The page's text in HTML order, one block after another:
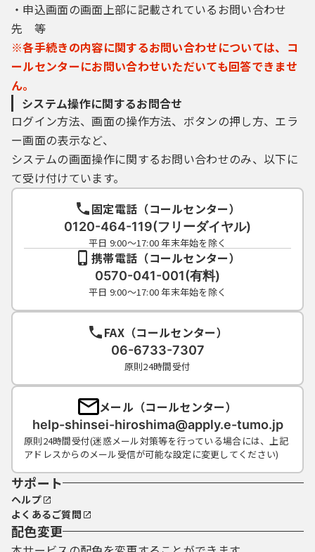
薬事衛生
消費生活
人権
外国人
男女共同参画
まちづくり
消費生活
歴史・文化・芸術
スポーツ・余暇
教育
生涯学習
都市計画
都市計画
建築
交通・道路
公園・緑化
開発・土地
上・下水道
水道
下水道
入札・契約
市政情報
市の計画事業
広報・広聴
市政出前講座
監査
議会
職員採用
・申込画面の画面上部に記載されているお問い合わせ
先 等
※各手続きの内容に関するお問い合わせについては、コ
ールセンターにお問い合わせいただいても回答できませ
ん。
システム操作に関するお問合せ
ログイン方法、画面の操作方法、ボタンの押し方、エラ
ー画面の表示など、
システムの画面操作に関するお問い合わせのみ、以下に
て受け付けています。
固定電話（コールセンター）
0120-464-119(フリーダイヤル)
平日 9:00～17:00 年末年始を除く
携帯電話（コールセンター）
0570-041-001(有料)
平日 9:00～17:00 年末年始を除く
FAX（コールセンター）
06-6733-7307
原則24時間受付
メール（コールセンター）
help-shinsei-hiroshima@apply.e-tumo.jp
原則24時間受付(迷惑メール対策等を行っている場合には、上記
アドレスからのメール受信が可能な設定に変更してください)
サポート
ヘルプ
よくあるご質問
配色変更